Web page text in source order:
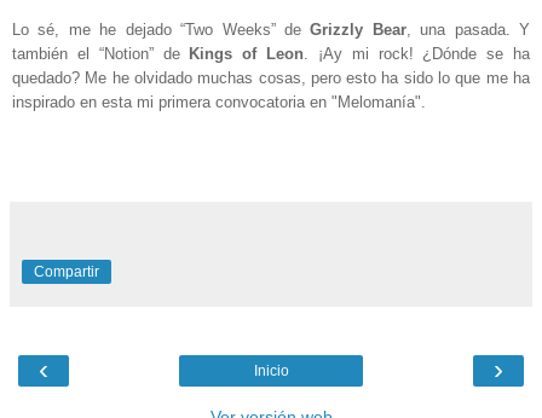
Lo sé, me he dejado “Two Weeks” deGrizzly Bear, una pasada. Y
también el “Notion” de Kings of Leon . ¡Ay mi rock! ¿Dónde se ha
quedado? Me he olvidado muchas cosas, pero esto ha sido lo que me ha
inspirado en esta mi primera convocatoria en "Melomanía".
Compartir
‹ ›
Inicio